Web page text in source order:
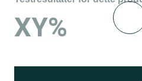
XY%